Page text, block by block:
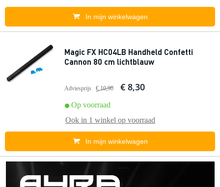
In mijn winkelwagen
Magic FX HC04LB Handheld Confetti
Cannon 80 cm lichtblauw
Adviesprijs € 10,90 € 8,30
Op voorraad
Ook in 1 winkel op voorraad
In mijn winkelwagen